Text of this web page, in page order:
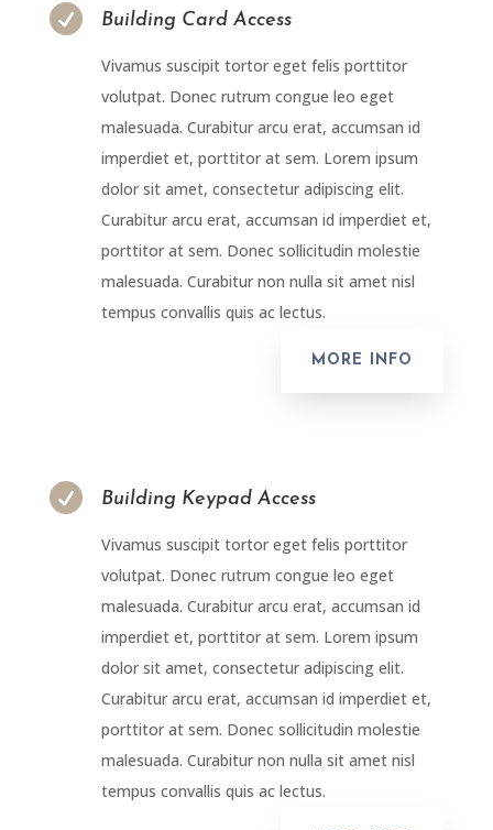
 Building Card Access
Vivamus suscipit tortor eget felis porttitor
volutpat. Donec rutrum congue leo eget
malesuada. Curabitur arcu erat, accumsan id
imperdiet et, porttitor at sem. Lorem ipsum
dolor sit amet, consectetur adipiscing elit.
Curabitur arcu erat, accumsan id imperdiet et,
porttitor at sem. Donec sollicitudin molestie
malesuada. Curabitur non nulla sit amet nisl
tempus convallis quis ac lectus.
MORE INFO
 Building Keypad Access
Vivamus suscipit tortor eget felis porttitor
volutpat. Donec rutrum congue leo eget
malesuada. Curabitur arcu erat, accumsan id
imperdiet et, porttitor at sem. Lorem ipsum
dolor sit amet, consectetur adipiscing elit.
Curabitur arcu erat, accumsan id imperdiet et,
porttitor at sem. Donec sollicitudin molestie
malesuada. Curabitur non nulla sit amet nisl
tempus convallis quis ac lectus.